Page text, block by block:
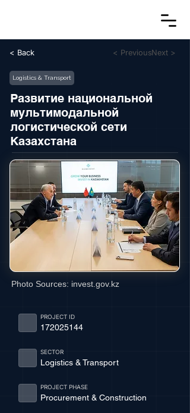
< Back < PreviousNext >
Logistics & Transport
Развитие национальной
мультимодальной
логистической сети
Казахстана
Photo Sources: invest.gov.kz
172025144
PROJECT ID
Logistics & Transport
SECTOR
Procurement & Construction
PROJECT PHASE